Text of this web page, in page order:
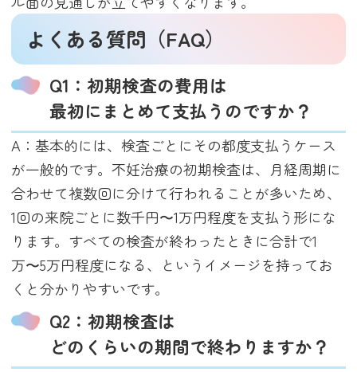
よくある質問（FAQ）
Q1：初期検査の費用は
最初にまとめて支払うのですか？
A：基本的には、検査ごとにその都度支払うケース
が一般的です。不妊治療の初期検査は、月経周期に
合わせて複数回に分けて行われることが多いため、
1回の来院ごとに数千円〜1万円程度を支払う形にな
ります。すべての検査が終わったときに合計で1
万〜5万円程度になる、というイメージを持ってお
くと分かりやすいです。
Q2：初期検査は
どのくらいの期間で終わりますか？